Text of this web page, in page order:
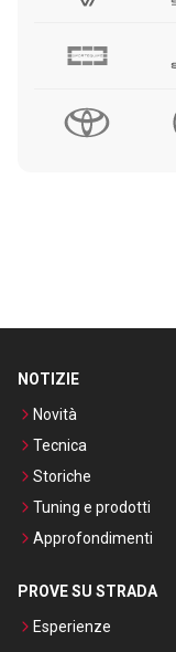
NOTIZIE
Novità
Tecnica
Storiche
Tuning e prodotti
Approfondimenti
PROVE SU STRADA
Esperienze